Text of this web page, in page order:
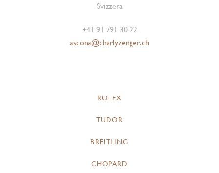
Svizzera
+41 91 791 30 22
ascona@charlyzenger.ch
ROLEX
TUDOR
BREITLING
CHOPARD